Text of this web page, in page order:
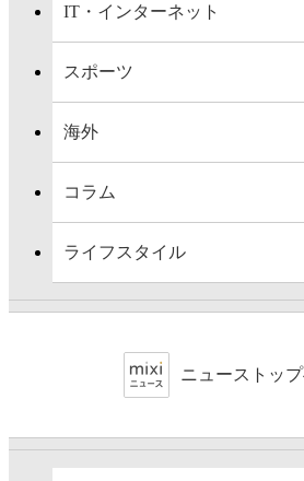
IT・インターネット
スポーツ
海外
コラム
ライフスタイル
ニューストッ